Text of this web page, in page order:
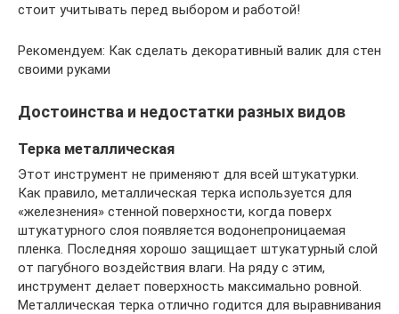
стоит учитывать перед выбором и работой!
Рекомендуем: Как сделать декоративный валик для стен
своими руками
Достоинства и недостатки разных видов
Терка металлическая
Этот инструмент не применяют для всей штукатурки.
Как правило, металлическая терка используется для
«железнения» стенной поверхности, когда поверх
штукатурного слоя появляется водонепроницаемая
пленка. Последняя хорошо защищает штукатурный слой
от пагубного воздействия влаги. На ряду с этим,
инструмент делает поверхность максимально ровной.
Металлическая терка отлично годится для выравнивания